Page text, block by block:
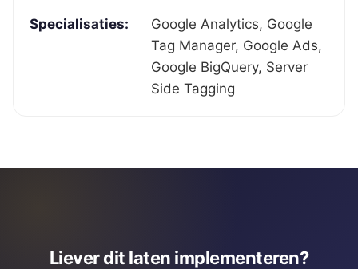
Specialisaties:
Google Analytics, Google
Tag Manager, Google Ads,
Google BigQuery, Server
Side Tagging
Liever dit laten implementeren?